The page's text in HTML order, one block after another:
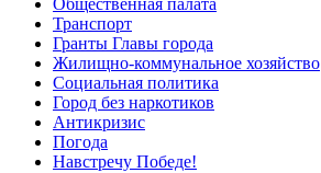
Общественная палата
Транспорт
Гранты Главы города
Жилищно-коммунальное хозяйство
Социальная политика
Город без наркотиков
Антикризис
Погода
Навстречу Победе!